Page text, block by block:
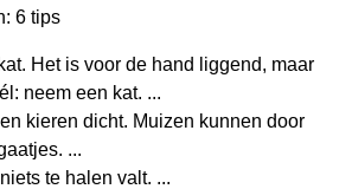
6 tips
Het is voor de hand liggend, maar
neem een kat. ...
kieren dicht. Muizen kunnen door
...
te halen valt. ...